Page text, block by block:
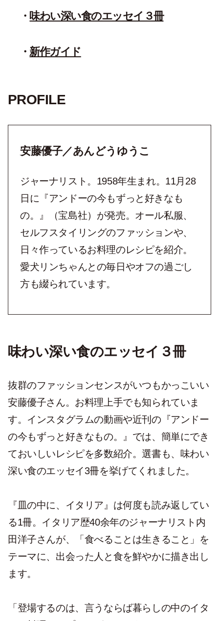
味わい深い食のエッセイ３冊
新作ガイド
PROFILE
安藤優子／あんどうゆうこ
ジャーナリスト。1958年生まれ。11月28
日に『アンドーの今もずっと好きなも
の。』（宝島社）が発売。オール私服、
セルフスタイリングのファッションや、
日々作っているお料理のレシピを紹介。
愛犬リンちゃんとの毎日やオフの過ごし
方も綴られています。
味わい深い食のエッセイ３冊
抜群のファッションセンスがいつもかっこいい
安藤優子さん。お料理上手でも知られていま
す。インスタグラムの動画や近刊の『アンドー
の今もずっと好きなもの。』では、簡単にでき
ておいしいレシピを多数紹介。選書も、味わい
深い食のエッセイ3冊を挙げてくれました。
『皿の中に、イタリア』は何度も読み返してい
る1冊。イタリア歴40余年のジャーナリスト内
田洋子さんが、「食べることは生きること」を
テーマに、出会った人と食を鮮やかに描き出し
ます。
「登場するのは、言うならば暮らしの中のイタ